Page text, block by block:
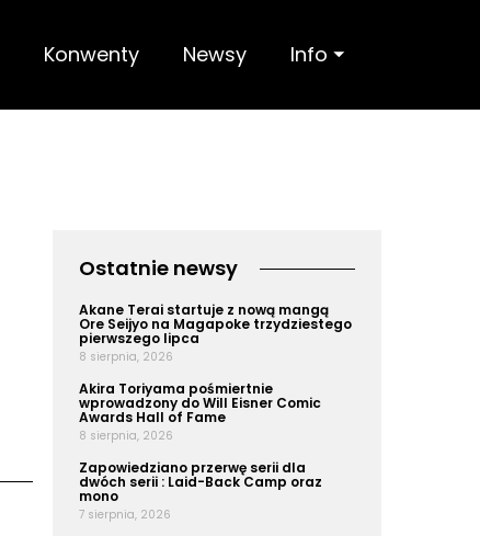
Konwenty Newsy Info ⏷
Ostatnie newsy
Akane Terai startuje z nową mangą
Ore Seijyo na Magapoke trzydziestego
pierwszego lipca
8 sierpnia, 2026
Akira Toriyama pośmiertnie
wprowadzony do Will Eisner Comic
Awards Hall of Fame
8 sierpnia, 2026
Zapowiedziano przerwę serii dla
dwóch serii : Laid-Back Camp oraz
mono
7 sierpnia, 2026